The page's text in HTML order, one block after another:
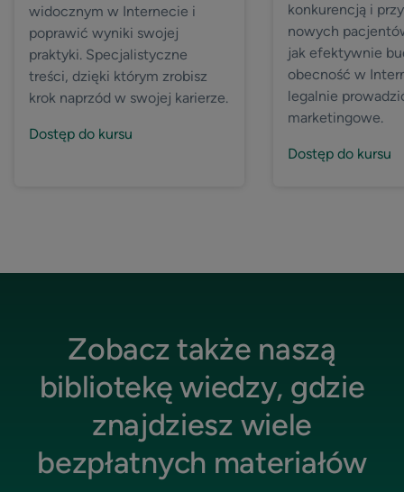
widocznym w Internecie i
poprawić wyniki swojej
praktyki. Specjalistyczne
treści, dzięki którym zrobisz
krok naprzód w swojej karierze.
Dostęp do kursu
konkurencją i
nowych
jak efektywnie
obecność w
legalnie
marketingowe.
Dostęp do kursu
Zobacz także naszą
bibliotekę wiedzy, gdzie
znajdziesz wiele
bezpłatnych materiałów